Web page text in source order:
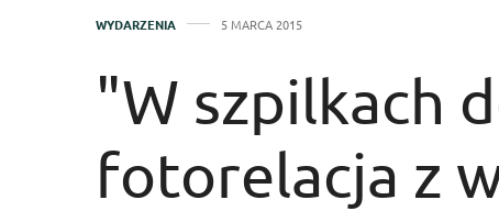
WYDARZENIA 5 MARCA 2015
"W szpilkach
fotorelacja z